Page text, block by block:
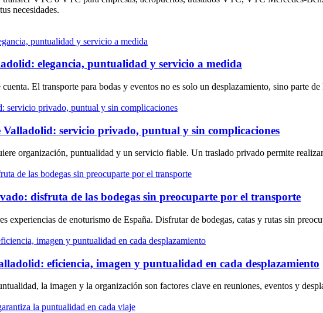
necesidades.
elegancia, puntualidad y servicio a medida
El transporte para bodas y eventos no es solo un desplazamiento, sino parte
servicio privado, puntual y sin complicaciones
organización, puntualidad y un servicio fiable. Un traslado privado permite
disfruta de las bodegas sin preocuparte por el transporte
experiencias de enoturismo de España. Disfrutar de bodegas, catas y rutas sin
eficiencia, imagen y puntualidad en cada desplazamiento
la imagen y la organización son factores clave en reuniones, eventos y